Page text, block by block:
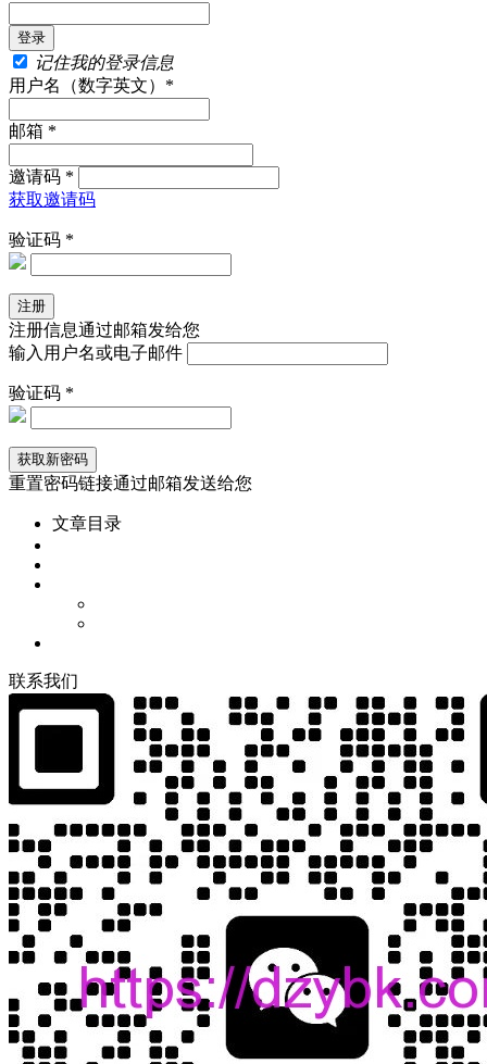
记住我的登录信息
用户名（数字英文）*
邮箱 *
邀请码 *
获取邀请码
验证码 *
注册信息通过邮箱发给您
输入用户名或电子邮件
验证码 *
重置密码链接通过邮箱发送给您
文章目录
联系我们